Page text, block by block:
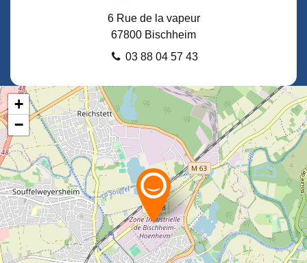
6 Rue de la vapeur
67800 Bischheim
03 88 04 57 43
+
−